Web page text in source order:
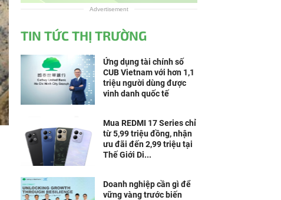
Advertisement
TIN TỨC THỊ TRƯỜNG
Ứng dụng tài chính số
CUB Vietnam với hơn 1,1
triệu người dùng được
vinh danh quốc tế
Mua REDMI 17 Series chỉ
từ 5,99 triệu đồng, nhận
ưu đãi đến 2,99 triệu tại
Thế Giới Di...
Doanh nghiệp cần gì để
vững vàng trước biến